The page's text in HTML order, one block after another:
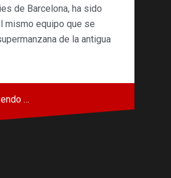
de Barcelona, ha sido
mismo equipo que se
de la antigua
…